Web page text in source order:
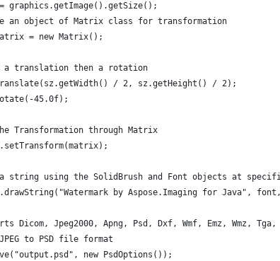
graphics.getImage().getSize();
an object of Matrix class for transformation
= new Matrix();
a translation then a rotation
/ 2, sz.getHeight() /
45.0f);
Transformation through Matrix
string using the SolidBrush and Font objects at
by Aspose.Imaging for Java",
Dicom, Jpeg2000, Apng, Psd, Dxf, Wmf, Emz, Wmz,
to PSD file format
new PsdOptions());